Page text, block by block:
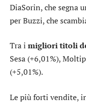
DiaSorin, che segna
perBuzzi, che
Tra i migliori titoli
Sesa (+6,01%),
(+5,01%).
Le più forti vendite,